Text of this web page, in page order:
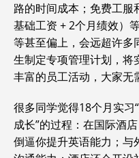
路的时间成本；免费工服
基础工资 + 2个月绩效）
等甚至偏上，会远超许多
生制定专项管理计划，将
丰富的员工活动，大家无
很多同学觉得18个月实习
成长”的过程：在国际酒
倒逼你提升英语能力；与